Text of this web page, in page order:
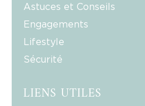
Astuces et Conseils
Engagements
Lifestyle
Sécurité
LIENS UTILES